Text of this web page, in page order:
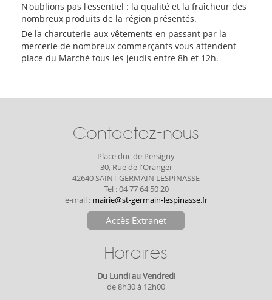
N'oublions pas l'essentiel : la qualité et la fraîcheur des
nombreux produits de la région présentés.
De la charcuterie aux vêtements en passant par la
mercerie de nombreux commerçants vous attendent
place du Marché tous les jeudis entre 8h et 12h.
Contactez-nous
Place duc de Persigny
30, Rue de l'Oranger
42640 SAINT GERMAIN LESPINASSE
Tel : 04 77 64 50 20
e-mail : mairie@st-germain-lespinasse.fr
Accès Extranet
Horaires
Du Lundi au Vendredi
de 8h30 à 12h00